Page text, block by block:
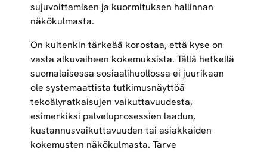
sujuvoittamisen ja kuormituksen hallinnan
näkökulmasta.
On kuitenkin tärkeää korostaa, että kyse on
vasta alkuvaiheen kokemuksista. Tällä hetkellä
suomalaisessa sosiaalihuollossa ei juurikaan
ole systemaattista tutkimusnäyttöä
tekoälyratkaisujen vaikuttavuudesta,
esimerkiksi palveluprosessien laadun,
kustannusvaikuttavuuden tai asiakkaiden
kokemusten näkökulmasta. Tarve